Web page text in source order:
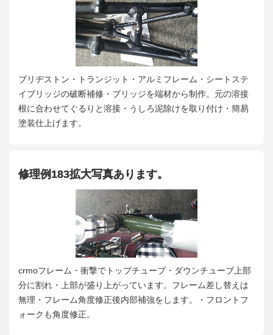
ブリヂストン・トランジット・アルミフレーム・シートステ
イブリッジの破断補修・ブリッジを端材から制作。元の溶接
根に合わせてぐるりと溶接・うしろ泥除けを取り付け・簡易
塗装仕上げます。
修理例183拡大写真あります。
crmoフレーム・衝撃でトップチューブ・ダウンチューブ上部
分に割れ・上部が盛り上がっています。フレーム差し替えは
無理・フレーム角度修正後内部補強をします。・フロントフ
ォークも角度修正。